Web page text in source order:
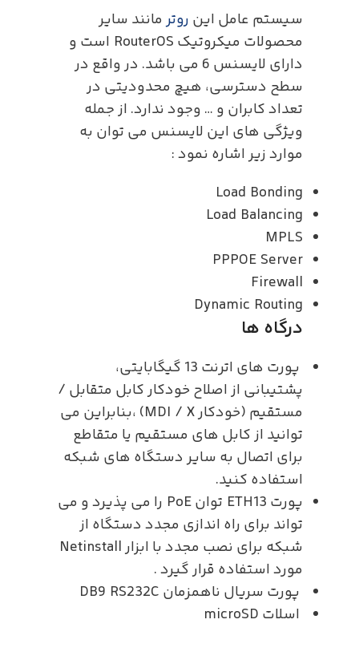
سیستم عامل این روترمانند سایر
محصولات میکروتیک RouterOS است و
دارای لایسنس 6 می باشد. در واقع در
سطح دسترسی، هیچ محدودیتی در
تعداد کابران و … وجود ندارد. از جمله
ویژگی های این لایسنس می توان به
موارد زیر اشاره نمود :
Load Bonding
Load Balancing
MPLS
PPPOE Server
Firewall
Dynamic Routing
درگاه ها
پورت های اترنت 13 گیگابایتی،
پشتیبانی از اصلاح خودکار کابل متقابل /
مستقیم (خودکار MDI / X) ،بنابراین می
توانید از کابل های مستقیم یا متقاطع
برای اتصال به سایر دستگاه های شبکه
استفاده کنید.
پورت ETH13 توان PoE را می پذیرد و می
تواند برای راه اندازی مجدد دستگاه از
شبکه برای نصب مجدد با ابزار Netinstall
مورد استفاده قرار گیرد .
پورت سریال ناهمزمان DB9 RS232C
اسلات microSD